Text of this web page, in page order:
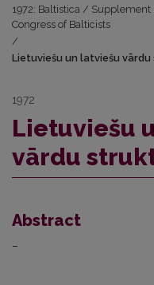
1972: Baltistica / Supplement
Congress of Balticists
/
Lietuviešu un latviešu
1972
Lietuviešu
vārdu
Abstract
–